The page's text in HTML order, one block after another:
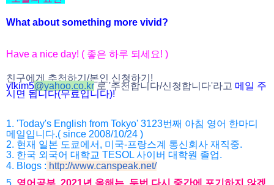
What about something more vivid?
Have a nice day! ( 좋은 하루 되세요! )
친구에게 추천하기/본인 신청하기!
ytkim5@yahoo.co.kr 로 '추천합니다/신청합니다'라고 메일 주
시면 됩니다(무료입니다)!
1. 'Today's English from Tokyo' 3123번째 아침 영어 한마디
메일입니다.( since 2008/10/24 )
2. 현재 일본 도쿄에서, 미국-프랑스계 통신회사 재직중.
3. 한국 외국어 대학교 TESOL 사이버 대학원 졸업.
4. Blogs : http://www.canspeak.net/
5. 영어공부, 2021년 올해는, 두번 다시 중간에 포기하지 않겠